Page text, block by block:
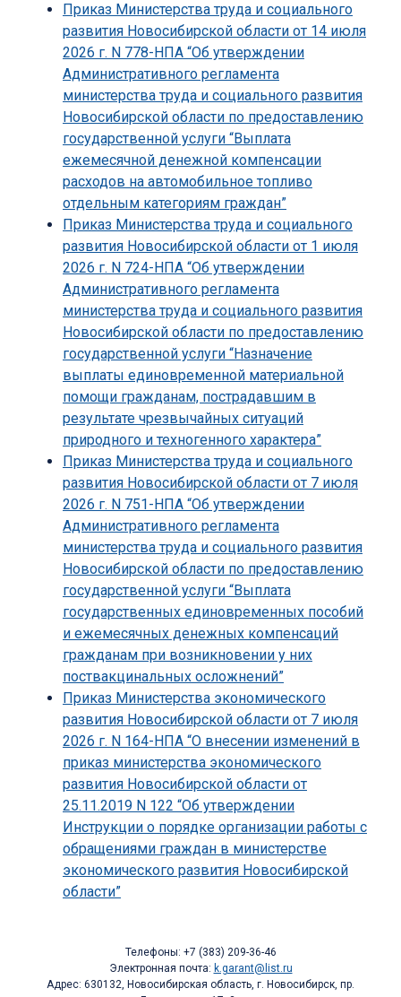
Приказ Министерства труда и социального
развития Новосибирской области от 14 июля
2026 г. N 778-НПА “Об утверждении
Административного регламента
министерства труда и социального развития
Новосибирской области по предоставлению
государственной услуги “Выплата
ежемесячной денежной компенсации
расходов на автомобильное топливо
отдельным категориям граждан”
Приказ Министерства труда и социального
развития Новосибирской области от 1 июля
2026 г. N 724-НПА “Об утверждении
Административного регламента
министерства труда и социального развития
Новосибирской области по предоставлению
государственной услуги “Назначение
выплаты единовременной материальной
помощи гражданам, пострадавшим в
результате чрезвычайных ситуаций
природного и техногенного характера”
Приказ Министерства труда и социального
развития Новосибирской области от 7 июля
2026 г. N 751-НПА “Об утверждении
Административного регламента
министерства труда и социального развития
Новосибирской области по предоставлению
государственной услуги “Выплата
государственных единовременных пособий
и ежемесячных денежных компенсаций
гражданам при возникновении у них
поствакцинальных осложнений”
Приказ Министерства экономического
развития Новосибирской области от 7 июля
2026 г. N 164-НПА “О внесении изменений в
приказ министерства экономического
развития Новосибирской области от
25.11.2019 N 122 “Об утверждении
Инструкции о порядке организации работы с
обращениями граждан в министерстве
экономического развития Новосибирской
области”
Телефоны: +7 (383) 209-36-46
Электронная почта: k.garant@list.ru
Адрес: 630132, Новосибирская область, г. Новосибирск, пр.